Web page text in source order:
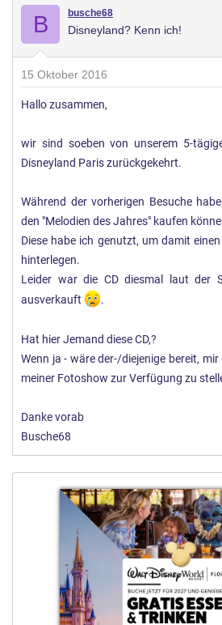
B busche68
Disneyland? Kenn ich!
15 Oktober 2016
Hallo zusammen,
wir sind soeben von unserem 5-
Disneyland Paris zurückgekehrt.
Während der vorherigen Besuche
den "Melodien des Jahres" kaufen
Diese habe ich genutzt, um damit
hinterlegen.
Leider war die CD diesmal laut der
ausverkauft
.
Hat hier Jemand diese CD,?
Wenn ja - wäre der-/diejenige bereit,
meiner Fotoshow zur Verfügung zu
Danke vorab
Busche68